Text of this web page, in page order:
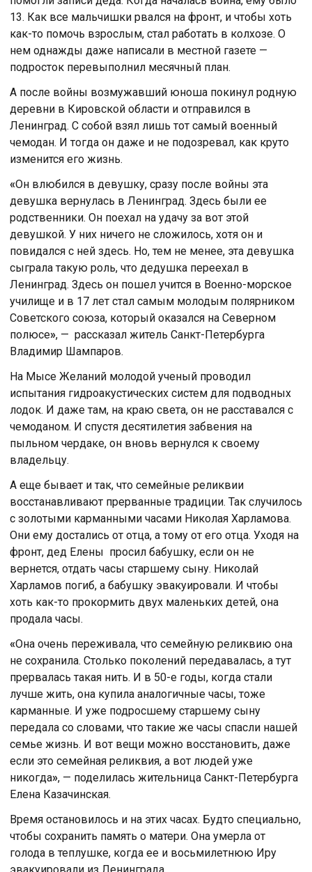
13. Как все мальчишки рвался на фронт, и чтобы хоть
как-то помочь взрослым, стал работать в колхозе. О
нем однажды даже написали в местной газете —
подросток перевыполнил месячный план.
А после войны возмужавший юноша покинул родную
деревни в Кировской области и отправился в
Ленинград. С собой взял лишь тот самый военный
чемодан. И тогда он даже и не подозревал, как круто
изменится его жизнь.
«Он влюбился в девушку, сразу после войны эта
девушка вернулась в Ленинград. Здесь были ее
родственники. Он поехал на удачу за вот этой
девушкой. У них ничего не сложилось, хотя он и
повидался с ней здесь. Но, тем не менее, эта девушка
сыграла такую роль, что дедушка переехал в
Ленинград. Здесь он пошел учится в Военно-морское
училище и в 17 лет стал самым молодым полярником
Советского союза, который оказался на Северном
полюсе», — рассказал житель Санкт-Петербурга
Владимир Шампаров.
На Мысе Желаний молодой ученый проводил
испытания гидроакустических систем для подводных
лодок. И даже там, на краю света, он не расставался с
чемоданом. И спустя десятилетия забвения на
пыльном чердаке, он вновь вернулся к своему
владельцу.
А еще бывает и так, что семейные реликвии
восстанавливают прерванные традиции. Так случилось
с золотыми карманными часами Николая Харламова.
Они ему достались от отца, а тому от его отца. Уходя на
фронт, дед Елены просил бабушку, если он не
вернется, отдать часы старшему сыну. Николай
Харламов погиб, а бабушку эвакуировали. И чтобы
хоть как-то прокормить двух маленьких детей, она
продала часы.
«Она очень переживала, что семейную реликвию она
не сохранила. Столько поколений передавалась, а тут
прервалась такая нить. И в 50-е годы, когда стали
лучше жить, она купила аналогичные часы, тоже
карманные. И уже подросшему старшему сыну
передала со словами, что такие же часы спасли нашей
семье жизнь. И вот вещи можно восстановить, даже
если это семейная реликвия, а вот людей уже
никогда», — поделилась жительница Санкт-Петербурга
Елена Казачинская.
Время остановилось и на этих часах. Будто специально,
чтобы сохранить память о матери. Она умерла от
голода в теплушке, когда ее и восьмилетнюю Иру